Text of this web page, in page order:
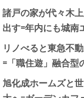
諸戸の家が代々木
出す=年内にも城南
リノべると東急不
=「職住遊」融合型
旭化成ホームズと